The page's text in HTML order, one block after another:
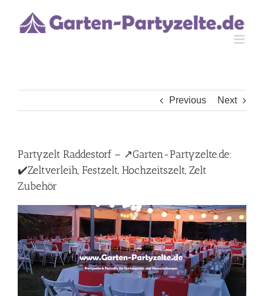
content
Previous Next
Partyzelt Raddestorf – ↗️Garten-Partyzelte.de:
✔️Zeltverleih, Festzelt, Hochzeitszelt, Zelt
Zubehör